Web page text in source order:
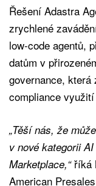
Řešení Adastra
zrychlené
low-code agentů,
datům v
governance, která
compliance
„Těší nás, že
v nové kategorii
Marketplace,“říká
American